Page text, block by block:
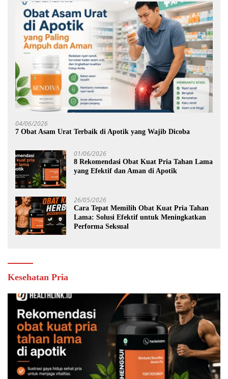
04/06/2026
7 Obat Asam Urat Terbaik di Apotik yang Wajib Dicoba
01/06/2026
8 Rekomendasi Obat Kuat Pria Tahan Lama
yang Efektif dan Aman di Apotik
26/05/2026
Cara Tepat Memilih Obat Kuat Pria Tahan
Lama: Solusi Efektif untuk Meningkatkan
Performa Seksual
Kesehatan Pria